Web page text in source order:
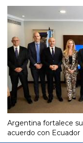
Argentina fortalece
acuerdo con Ecuador